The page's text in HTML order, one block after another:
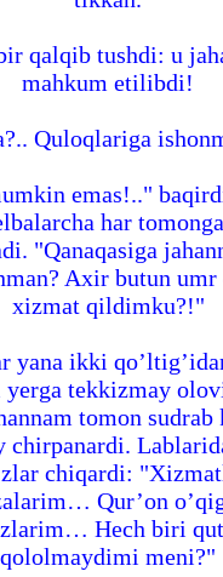
qalqib tushdi: u
mahkum etilibdi!
Quloqlariga
emas!.."
har
"Qanaqasiga
Axir butun
xizmat qildimku?!"
yana ikki
tekkizmay
tomon
chirpanardi.
chiqardi:
Qur’on
Hech biri
qololmaydimi meni?"